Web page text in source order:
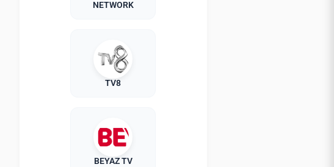
NETWORK
TV8
BEYAZ TV